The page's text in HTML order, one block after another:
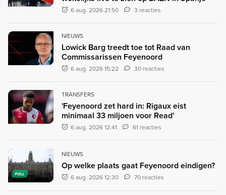
6 aug. 2026 21:50 3 reacties
NIEUWS
Lowick Barg treedt toe tot Raad van
Commissarissen Feyenoord
6 aug. 2026 15:22 30 reacties
TRANSFERS
'Feyenoord zet hard in: Rigaux eist
minimaal 33 miljoen voor Read'
6 aug. 2026 12:41 61 reacties
POLL
NIEUWS
Op welke plaats gaat Feyenoord eindigen?
6 aug. 2026 12:30 70 reacties